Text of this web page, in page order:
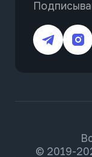
© 2019-